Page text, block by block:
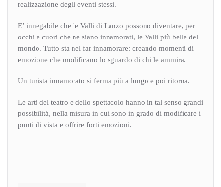
realizzazione degli eventi stessi.
E’ innegabile che le Valli di Lanzo possono diventare, per
occhi e cuori che ne siano innamorati, le Valli più belle del
mondo. Tutto sta nel far innamorare: creando momenti di
emozione che modificano lo sguardo di chi le ammira.
Un turista innamorato si ferma più a lungo e poi ritorna.
Le arti del teatro e dello spettacolo hanno in tal senso grandi
possibilità, nella misura in cui sono in grado di modificare i
punti di vista e offrire forti emozioni.